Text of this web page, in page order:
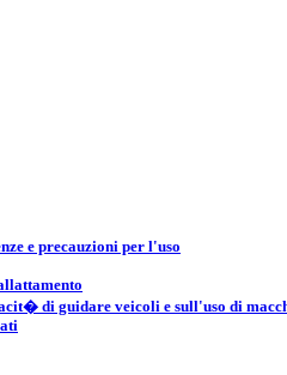
e precauzioni per l'uso
di guidare veicoli e sull'uso di